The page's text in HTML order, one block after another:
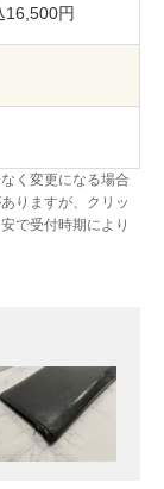
円
く変更になる場合
りますが、クリッ
で受付時期により